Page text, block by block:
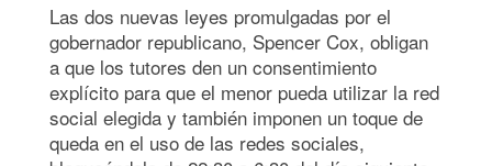
Las dos nuevas leyes promulgadas por el
gobernador republicano, Spencer Cox, obligan
a que los tutores den un consentimiento
explícito para que el menor pueda utilizar la red
social elegida y también imponen un toque de
queda en el uso de las redes sociales,